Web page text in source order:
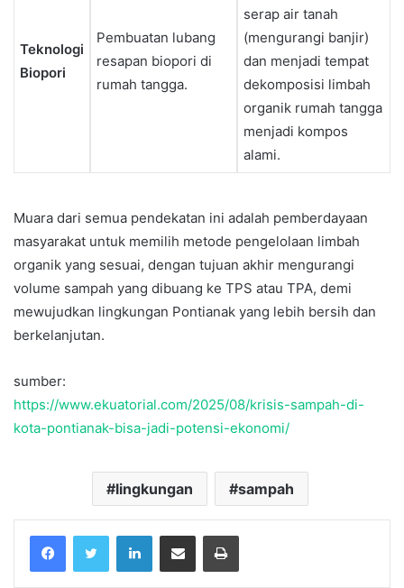
Teknologi
Biopori
Pembuatan lubang
resapan biopori di
rumah tangga.
serap air tanah
(mengurangi banjir)
dan menjadi tempat
dekomposisi limbah
organik rumah tangga
menjadi kompos
alami.
Muara dari semua pendekatan ini adalah pemberdayaan
masyarakat untuk memilih metode pengelolaan limbah
organik yang sesuai, dengan tujuan akhir mengurangi
volume sampah yang dibuang ke TPS atau TPA, demi
mewujudkan lingkungan Pontianak yang lebih bersih dan
berkelanjutan.
sumber:
https://www.ekuatorial.com/2025/08/krisis-sampah-di-
kota-pontianak-bisa-jadi-potensi-ekonomi/
lingkungan sampah
FacebookTwitter LinkedInShare via Email Print